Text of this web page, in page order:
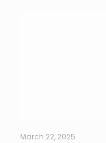
March 22, 2025